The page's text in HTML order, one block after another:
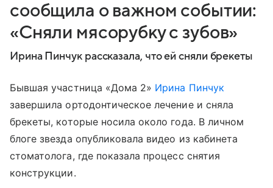
сообщила о важном событии:
«Сняли мясорубку с зубов»
Ирина Пинчук рассказала, что ей сняли брекеты
Бывшая участница «Дома 2» Ирина Пинчук
завершила ортодонтическое лечение и сняла
брекеты, которые носила около года. В личном
блоге звезда опубликовала видео из кабинета
стоматолога, где показала процесс снятия
конструкции.